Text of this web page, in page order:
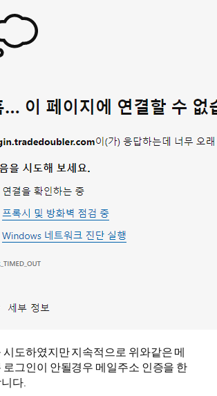
시도하였지만 지속적으로 위와같은 메
그인이 안될경우 메일주소 인증을 한
다.